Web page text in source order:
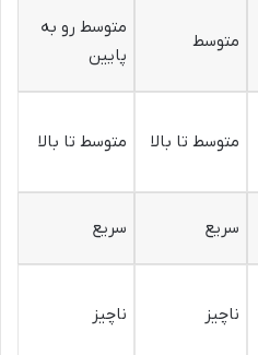
متوسط
متوسط رو به
پایین
متوسط تا بالا متوسط تا بالا
سریع سریع
ناچیز ناچیز